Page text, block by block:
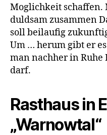
Moglichkeit schaffen.
duldsam zusammen
soll beilaufig
Um … herum gibt er
man nachher in
darf.
Rasthaus in
„Warnowtal“